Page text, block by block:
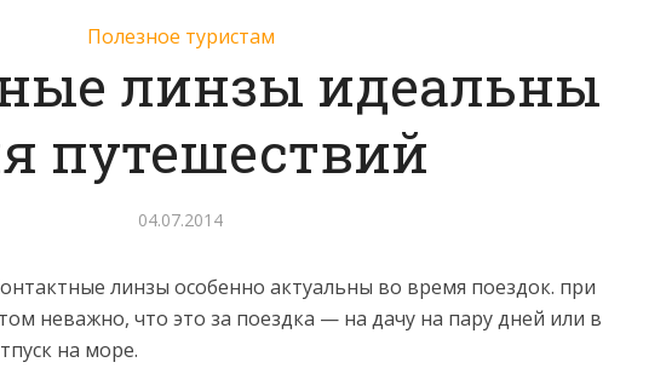
Полезное туристам
линзы идеальны
путешествий
04.07.2014
линзы особенно актуальны во время поездок. при
неважно, что это за поездка — на дачу на пару дней или в
на море.